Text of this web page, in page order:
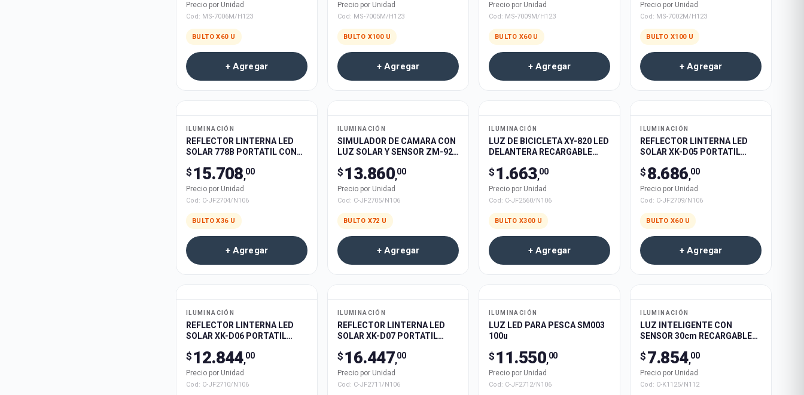
Precio por Unidad
Cod: MS-7006M/H123
BULTO X60 U
+ Agregar
Precio por Unidad
Cod: MS-7005M/H123
BULTO X100 U
+ Agregar
Precio por Unidad
Cod: MS-7009M/H123
BULTO X60 U
+ Agregar
Precio por Unidad
Cod: MS-7002M/H123
BULTO X100 U
+ Agregar
ILUMINACIÓN
REFLECTOR LINTERNA LED
SOLAR 778B PORTATIL CON
$ 15.708,00
Precio por Unidad
Cod: C-JF2704/N106
BULTO X36 U
+ Agregar
ILUMINACIÓN
SIMULADOR DE CAMARA CON
LUZ SOLAR Y SENSOR ZM-925
$ 13.860,00
Precio por Unidad
Cod: C-JF2705/N106
BULTO X72 U
+ Agregar
ILUMINACIÓN
LUZ DE BICICLETA XY-820 LED
DELANTERA RECARGABLE
$ 1.663,00
Precio por Unidad
Cod: C-JF2560/N106
BULTO X300 U
+ Agregar
ILUMINACIÓN
REFLECTOR LINTERNA LED
SOLAR XK-D05 PORTATIL
$ 8.686,00
Precio por Unidad
Cod: C-JF2709/N106
BULTO X60 U
+ Agregar
ILUMINACIÓN
REFLECTOR LINTERNA LED
SOLAR XK-D06 PORTATIL
$ 12.844,00
Precio por Unidad
Cod: C-JF2710/N106
ILUMINACIÓN
REFLECTOR LINTERNA LED
SOLAR XK-D07 PORTATIL
$ 16.447,00
Precio por Unidad
Cod: C-JF2711/N106
ILUMINACIÓN
LUZ LED PARA PESCA SM003
100u
$ 11.550,00
Precio por Unidad
Cod: C-JF2712/N106
ILUMINACIÓN
LUZ INTELIGENTE CON
SENSOR 30cm RECARGABLE
100u
$ 7.854,00
Precio por Unidad
Cod: C-K1125/N112